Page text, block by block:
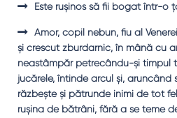
Este ruşinos să fii bogat într-o
Amor, copil nebun, fiu al
şi crescut zburdarnic, în mână cu
neastâmpăr petrecându-şi timpul
jucărele, întinde arcul şi,
răzbeşte şi pătrunde inimi de tot
ruşina de bătrâni, fără a se teme